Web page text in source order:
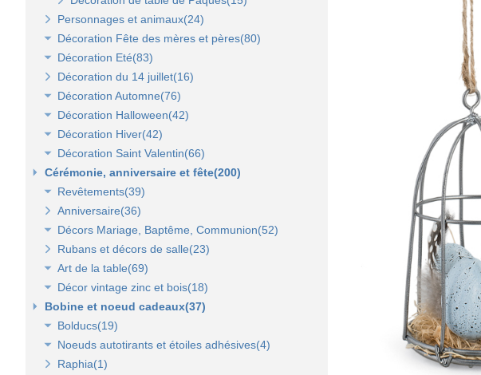
Personnages et animaux(24)
Décoration Fête des mères et pères(80)
Décor vitrine de fête des mères et pères(21)
Décors Fête des mères et pères(63)
Décoration Eté(83)
Décoration vitrine d'été(23)
Décors mer et plage(26)
Lanterne, lampion, déco de table et terrasse(37)
Eclairage électrique d'été(9)
Décoration du 14 juillet(16)
Décoration Automne(76)
Décoration vitrine d'automne(17)
Décors automne(62)
Décoration Halloween(42)
Décor vitrine d'halloween(8)
Décor halloween(36)
Décoration Hiver(42)
Décoration vitrine d'hiver(7)
Décors d'hiver(35)
Décoration Saint Valentin(66)
Décoration vitrine de Saint Valentin(15)
Décors Saint Valentin(56)
Cérémonie, anniversaire et fête(200)
Revêtements(39)
Non tissé(19)
Pelouses et revêtements nature(6)
Tissus(13)
Anniversaire(36)
Décors Mariage, Baptême, Communion(52)
Accessoires de cérémonie(14)
Sacs dragées, photophores et chandeliers(10)
Tulles et noeuds de mariage(16)
Rubans et décors de salle(23)
Art de la table(69)
Fleurs et déco de table(37)
Nappes et chemins de table(15)
Serviettes et vaisselle jetables(17)
Décor vintage zinc et bois(18)
Accessoires zinc, bois et métal(16)
Mobilier déco(4)
Bobine et noeud cadeaux(37)
Bolducs(19)
Bolducs 7 et 10 mm(7)
Rubans 19 et 25 mm(7)
Noeuds autotirants et étoiles adhésives(4)
Noeuds autocollants et étoiles adhésives(3)
Raphia(1)